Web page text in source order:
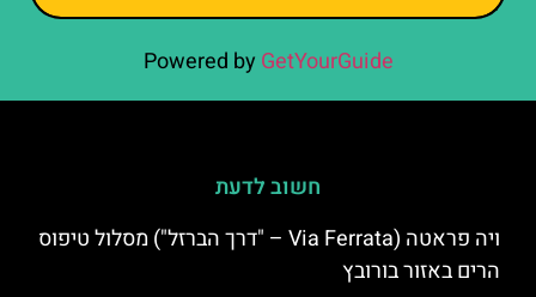
Powered by GetYourGuide
חשוב לדעת
ויה פראטה (Via Ferrata – "דרך הברזל") מסלול טיפוס
הרים באזור בורובץ